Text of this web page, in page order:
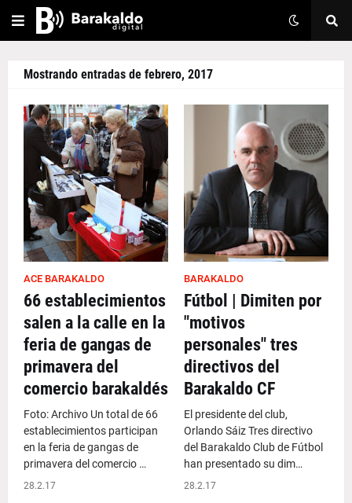
Mostrando entradas de febrero, 2017
ACE BARAKALDO
66 establecimientos
salen a la calle en la
feria de gangas de
primavera del
comercio barakaldés
Foto: Archivo Un total de 66
establecimientos participan
en la feria de gangas de
primavera del comercio …
28.2.17
BARAKALDO
Fútbol | Dimiten por
"motivos
personales" tres
directivos del
Barakaldo CF
El presidente del club,
Orlando Sáiz Tres directivo
del Barakaldo Club de Fútbol
han presentado su dim…
28.2.17